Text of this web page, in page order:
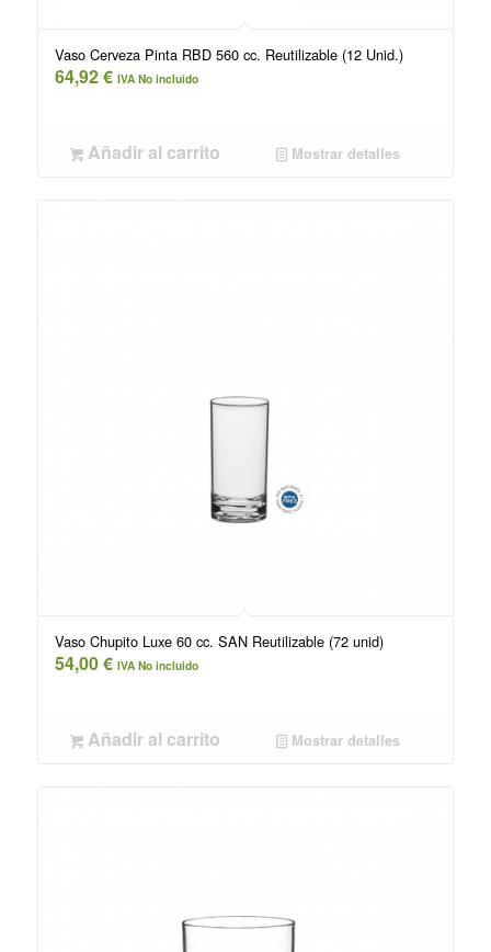
Vaso Cerveza Pinta RBD 560 cc. Reutilizable (12 Unid.)
64,92€ IVA No incluido
Añadir al carrito Mostrar detalles
Vaso Chupito Luxe 60 cc. SAN Reutilizable (72 unid)
54,00€ IVA No incluido
Añadir al carrito Mostrar detalles